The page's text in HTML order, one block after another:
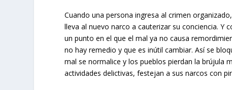
Cuando una persona ingresa al crimen
lleva al nuevo narco a cauterizar su conciencia. Y
un punto en el que el mal ya no causa
no hay remedio y que es inútil cambiar. Así se
mal se normalice y los pueblos pierdan la brújula
actividades delictivas, festejan a sus narcos con